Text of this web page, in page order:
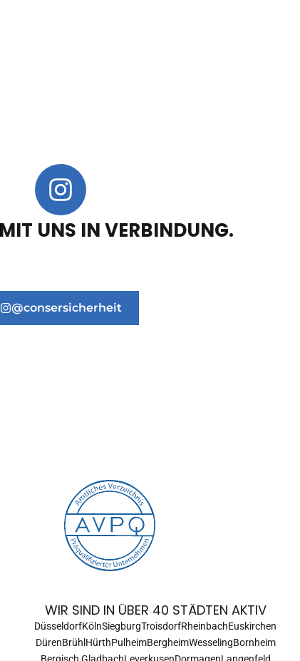
UNS IN VERBINDUNG.
@consersicherheit
WIR SIND IN ÜBER 40 STÄDTEN AKTIV
DüsseldorfKölnSiegburgTroisdorfRheinbachEuskirchen
DürenBrühl HürthPulheimBergheimWesselingBornheim
Bergisch GladbachLeverkusenDormagenLangenfeld